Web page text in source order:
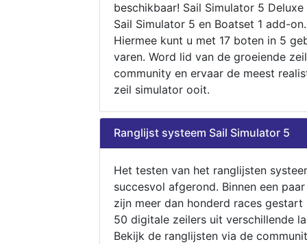
beschikbaar! Sail Simulator 5
Sail Simulator 5 en Boatset 1 add-on.
Hiermee kunt u met 17 boten in 5
varen. Word lid van de groeiende zeil
community en ervaar de meest
zeil simulator ooit.
Ranglijst systeem Sail Simulator 5
Het testen van het ranglijsten
succesvol afgerond. Binnen een
zijn meer dan honderd races gestart
50 digitale zeilers uit verschillende
Bekijk de ranglijsten via de